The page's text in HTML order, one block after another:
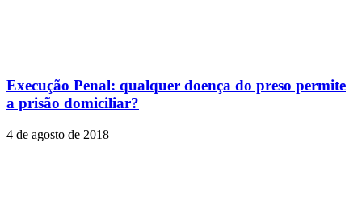
Execução Penal: qualquer doença do preso permite
a prisão domiciliar?
4 de agosto de 2018